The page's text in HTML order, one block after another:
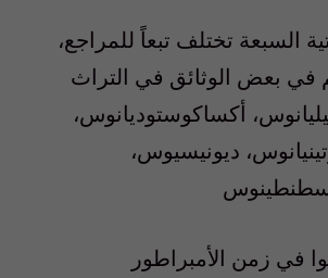
السبعة تختلف تبعاً للمراجع،
في بعض الوثائق في التراث
أكساكوستوديانوس،
ديونيسيوس،
في زمن الأمبراطور